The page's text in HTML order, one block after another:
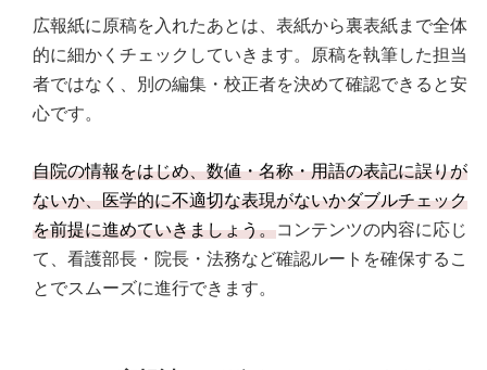
広報紙に原稿を入れたあとは、表紙から裏表紙まで全体
的に細かくチェックしていきます。原稿を執筆した担当
者ではなく、別の編集・校正者を決めて確認できると安
心です。
自院の情報をはじめ、数値・名称・用語の表記に誤りが
ないか、医学的に不適切な表現がないかダブルチェック
を前提に進めていきましょう。コンテンツの内容に応じ
て、看護部長・院長・法務など確認ルートを確保するこ
とでスムーズに進行できます。